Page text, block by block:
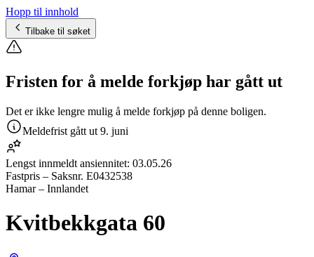
Hopp til innhold
Tilbake til søket
Fristen for å melde forkjøp har gått ut
Det er ikke lengre mulig å melde forkjøp på denne boligen.
Meldefrist gått ut 9. juni
Lengst innmeldt ansiennitet: 03.05.26
Fastpris – Saksnr. E0432538
Hamar – Innlandet
Kvitbekkgata 60